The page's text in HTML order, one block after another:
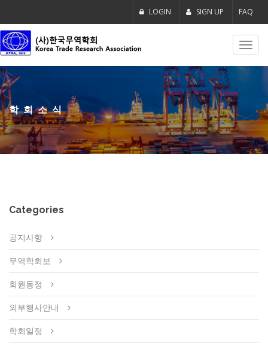
LOGIN SIGN UP FAQ
학회소식
Categories
공지사항
무역학회보
회원동정
외부행사안내
학회일정